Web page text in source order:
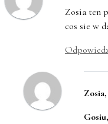
Zosia ten
cos sie w
Zosia,